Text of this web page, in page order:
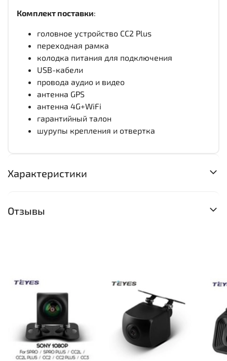
Комплект поставки:
головное устройство CC2 Plus
переходная рамка
колодка питания для подключения
USB-кабели
провода аудио и видео
антенна GPS
антенна 4G+WiFi
гарантийный талон
шурупы крепления и отвертка
Характеристики
Отзывы